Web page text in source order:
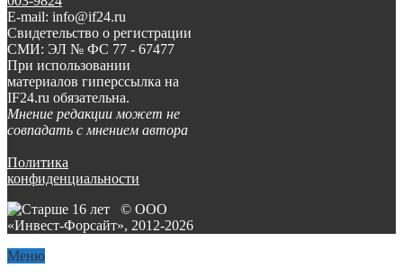
E-mail: info@if24.ru
Свидетельство о регистрации
СМИ: ЭЛ № ФС 77 - 67477
При использовании
материалов гиперссылка на
IF24.ru обязательна.
Мнение редакции может не
совпадать с мнением автора
Политика
конфиденциальности
© ООО
«Инвест-Форсайт», 2012-2026
Меню